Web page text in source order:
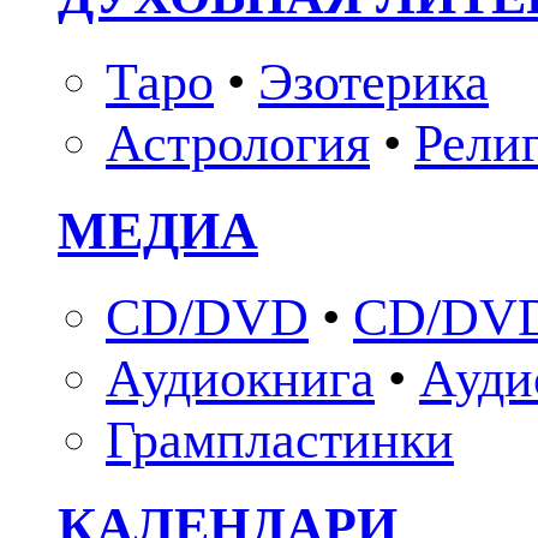
Таро • Эзотерика
Астрология •
МЕДИА
CD/DVD • CD/
Аудиокнига •
Грампластинки